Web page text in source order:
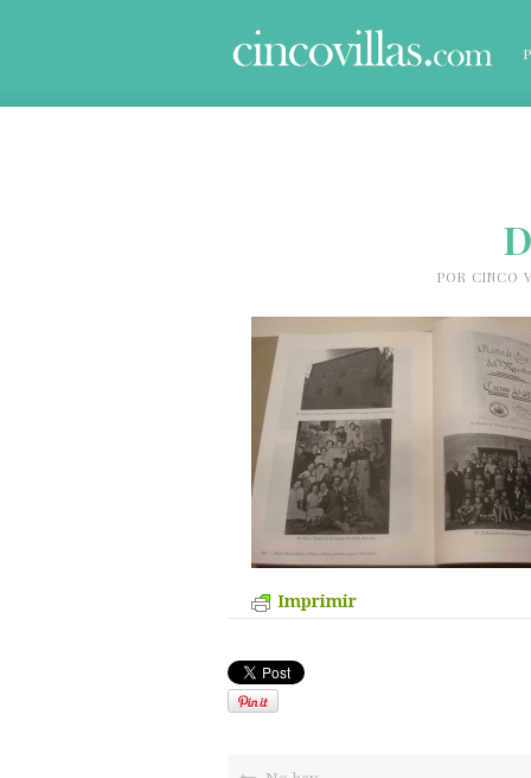
POR CINCO
Imprimir